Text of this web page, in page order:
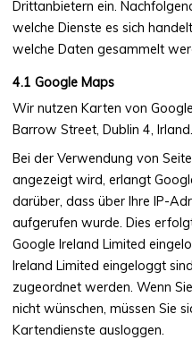
Drittanbietern ein.
welche Dienste es sich
welche Daten gesammelt
Google Maps
Wir nutzen Karten von
Barrow Street, Dublin 4, Irland.
Bei der Verwendung von
angezeigt wird, erlangt
darüber, dass über Ihre IP-
aufgerufen wurde. Dies
Google Ireland Limited
Ireland Limited eingeloggt
zugeordnet werden. Wenn
nicht wünschen, müssen Sie
Kartendienste ausloggen.